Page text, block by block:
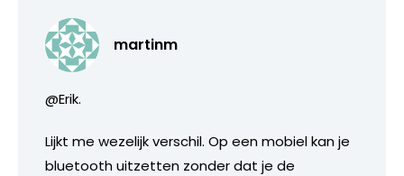
martinm
@Erik.
Lijkt me wezelijk verschil. Op een mobiel kan je
bluetooth uitzetten zonder dat je de